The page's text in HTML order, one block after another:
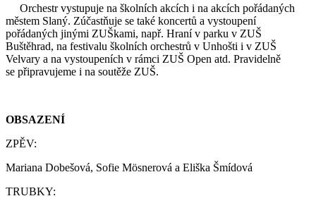
Orchestr vystupuje na školních akcích i na akcích pořádaných
městem Slaný. Zúčastňuje se také koncertů a vystoupení
pořádaných jinými ZUŠkami, např. Hraní v parku v ZUŠ
Buštěhrad, na festivalu školních orchestrů v Unhošti i v ZUŠ
Velvary a na vystoupeních v rámci ZUŠ Open atd. Pravidelně
se připravujeme i na soutěže ZUŠ.
OBSAZENÍ
ZPĚV:
Mariana Dobešová, Sofie Mösnerová a Eliška Šmídová
TRUBKY: